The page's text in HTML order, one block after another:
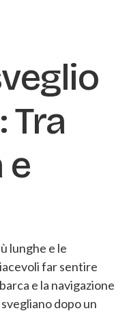
Tra
e
lunghe e le
far sentire
e la navigazione
dopo un